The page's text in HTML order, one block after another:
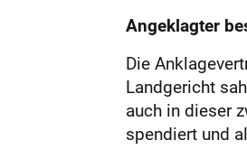
Angeklagter
Die
Landgericht
auch in dieser
spendiert und